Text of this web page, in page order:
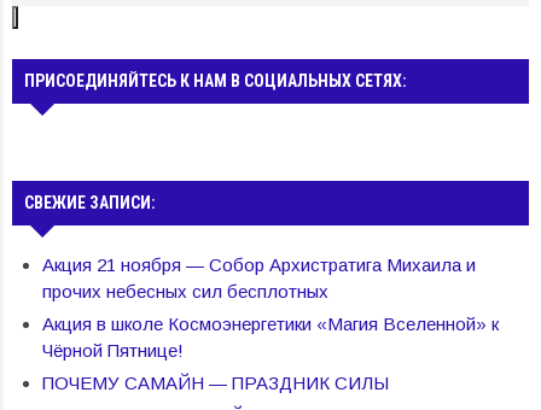
ПРИСОЕДИНЯЙТЕСЬ К НАМ В СОЦИАЛЬНЫХ СЕТЯХ:
СВЕЖИЕ ЗАПИСИ:
Акция 21 ноября — Собор Архистратига Михаила и
прочих небесных сил бесплотных
Акция в школе Космоэнергетики «Магия Вселенной» к
Чёрной Пятнице!
ПОЧЕМУ САМАЙН — ПРАЗДНИК СИЛЫ